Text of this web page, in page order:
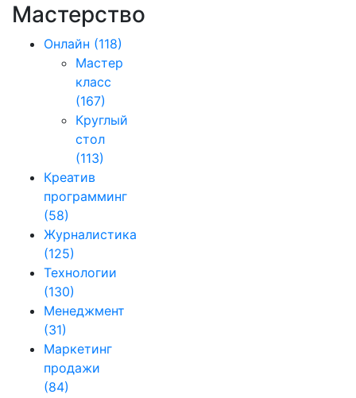
Мастерство
Онлайн (118)
Мастер
класс
(167)
Круглый
стол
(113)
Креатив
программинг
(58)
Журналистика
(125)
Технологии
(130)
Менеджмент
(31)
Маркетинг
продажи
(84)